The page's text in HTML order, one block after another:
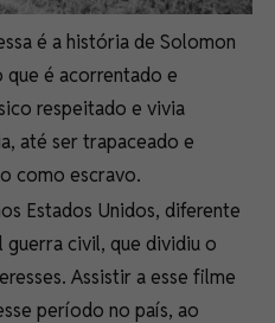
é a história de Solomon
é acorrentado e
respeitado e vivia
até ser trapaceado e
como escravo.
Estados Unidos, diferente
civil, que dividiu o
Assistir a esse filme
período no país, ao